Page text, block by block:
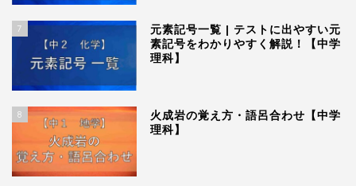
7
元素記号一覧 | テストに出やすい元
素記号をわかりやすく解説！【中学
理科】
8
火成岩の覚え方・語呂合わせ【中学
理科】